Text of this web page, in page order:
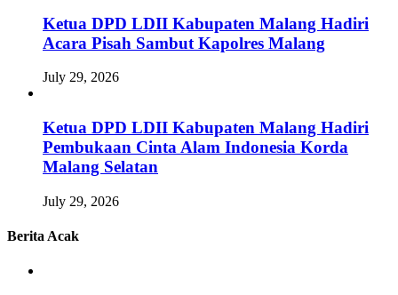
Ketua DPD LDII Kabupaten Malang Hadiri
Acara Pisah Sambut Kapolres Malang
July 29, 2026
Ketua DPD LDII Kabupaten Malang Hadiri
Pembukaan Cinta Alam Indonesia Korda
Malang Selatan
July 29, 2026
Berita Acak